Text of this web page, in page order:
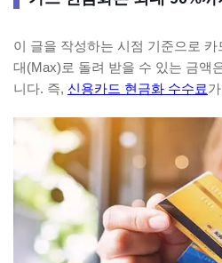
이 글을 작성하는 시점 기준으로
대(Max)로 돌려 받을 수 있는 금액
니다. 즉, 신용카드 현금화 수수료